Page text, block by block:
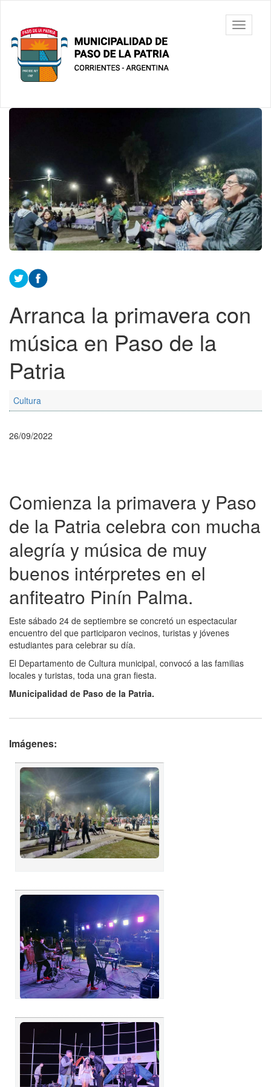
contenido
principal
Municipalidad
de Paso De
La Patria
barra
Contenido
Arranca la primavera con
música en Paso de la
Patria
Cultura
26/09/2022
Comienza la primavera y Paso
de la Patria celebra con mucha
alegría y música de muy
buenos intérpretes en el
anfiteatro Pinín Palma.
Este sábado 24 de septiembre se concretó un espectacular
encuentro del que participaron vecinos, turistas y jóvenes
estudiantes para celebrar su día.
El Departamento de Cultura municipal, convocó a las familias
locales y turistas, toda una gran fiesta.
Municipalidad de Paso de la Patria.
Imágenes: